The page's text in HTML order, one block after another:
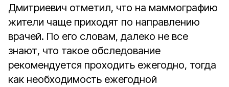
Дмитриевич отметил, что на маммографию
жители чаще приходят по направлению
врачей. По его словам, далеко не все
знают, что такое обследование
рекомендуется проходить ежегодно, тогда
как необходимость ежегодной